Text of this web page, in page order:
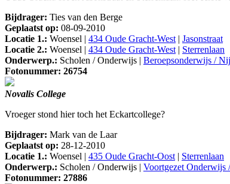
Bijdrager: Ties van den Berge
Geplaatst op: 08-09-2010
Locatie 1.: Woensel | 434 Oude Gracht-West| Jasonstraat
Locatie 2.: Woensel | 434 Oude Gracht-West| Sterrenlaan
Onderwerp.: Scholen / Onderwijs | Beroepsonderwijs /
Fotonummer: 26754
Novalis College
Vroeger stond hier toch het Eckartcollege?
Bijdrager: Mark van de Laar
Geplaatst op: 28-12-2010
Locatie 1.: Woensel | 435 Oude Gracht-Oost| Sterrenlaan
Onderwerp.: Scholen / Onderwijs | Voortgezet Onderwijs
Fotonummer: 27886